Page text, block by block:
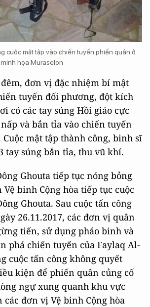
cuộc mật tập vào chiến tuyến phiến quân ở
họa Muraselon
đơn vị đặc nhiệm bí mật
tuyến đối phương, đột kích
có các tay súng Hồi giáo cực
và bắn tỉa vào chiến tuyến
mật tập thành công, binh sĩ
tay súng bắn tỉa, thu vũ khí.
Ghouta tiếp tục nóng bỏng
binh Cộng hòa tiếp tục cuộc
Ghouta. Sau cuộc tấn công
26.11.2017, các đơn vị quân
tiến, sử dụng pháo binh và
phá chiến tuyến của Faylaq Al-
cuộc tấn công không quyết
kiện để phiến quân củng cố
ngự xung quanh khu vực
đơn vị Vệ binh Cộng hòa